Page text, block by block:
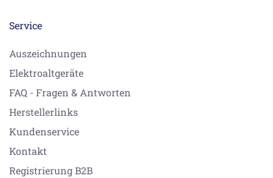
Service
Auszeichnungen
Elektroaltgeräte
FAQ - Fragen & Antworten
Herstellerlinks
Kundenservice
Kontakt
Registrierung B2B